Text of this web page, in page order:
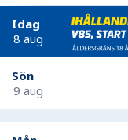
Idag
8 aug
Sön
9 aug